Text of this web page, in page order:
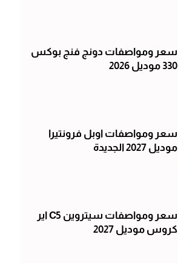
سعر ومواصفات دونج فنج بوكس
330 موديل 2026
سعر ومواصفات اوبل فرونتيرا
موديل 2027 الجديدة
سعر ومواصفات سيتروين C5 اير
كروس موديل 2027